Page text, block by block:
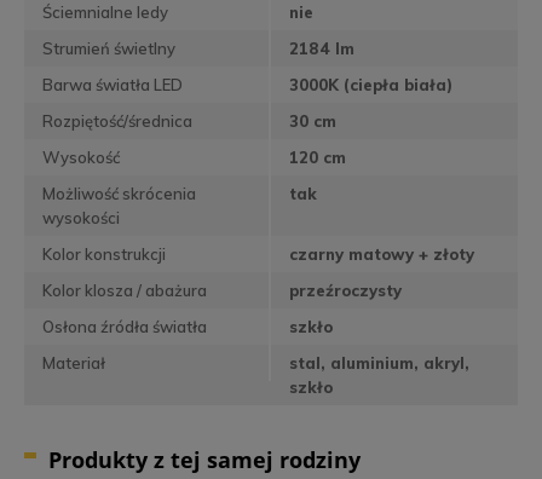
Ściemnialne ledy
nie
Strumień świetlny
2184 lm
Barwa światła LED
3000K (ciepła biała)
Rozpiętość/średnica
30 cm
Wysokość
120 cm
Możliwość skrócenia
wysokości
tak
Kolor konstrukcji
czarny matowy + złoty
Kolor klosza / abażura
przeźroczysty
Osłona źródła światła
szkło
Materiał
stal, aluminium, akryl,
szkło
Produkty z tej samej rodziny